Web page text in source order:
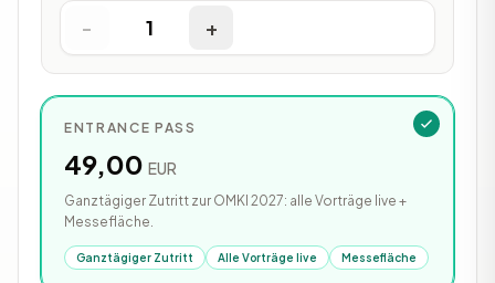
- 1 +
ENTRANCE PASS
49,00 EUR
Ganztägiger Zutritt zur OMKI 2027: alle Vorträge live +
Messefläche.
Ganztägiger Zutritt Alle Vorträge live Messefläche